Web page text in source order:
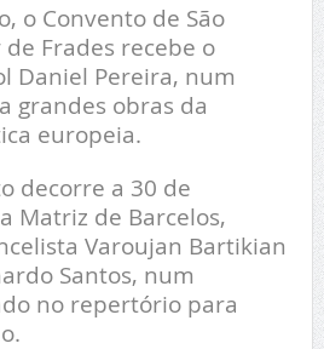
o Convento de São
Frades recebe o
Daniel Pereira, num
grandes obras da
europeia.
decorre a 30 de
Matriz de Barcelos,
Varoujan Bartikian
Santos, num
no repertório para